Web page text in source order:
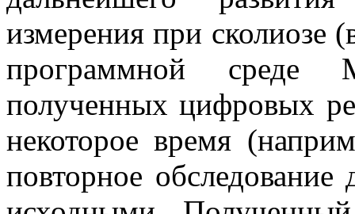
измерения при сколиозе
программной среде
полученных цифровых
некоторое время
повторное